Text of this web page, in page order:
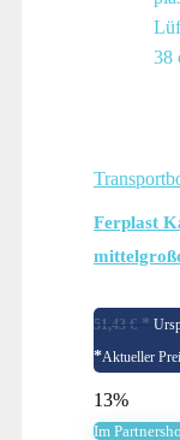
Ferplast
51,43 €
Aktueller
13%
Im